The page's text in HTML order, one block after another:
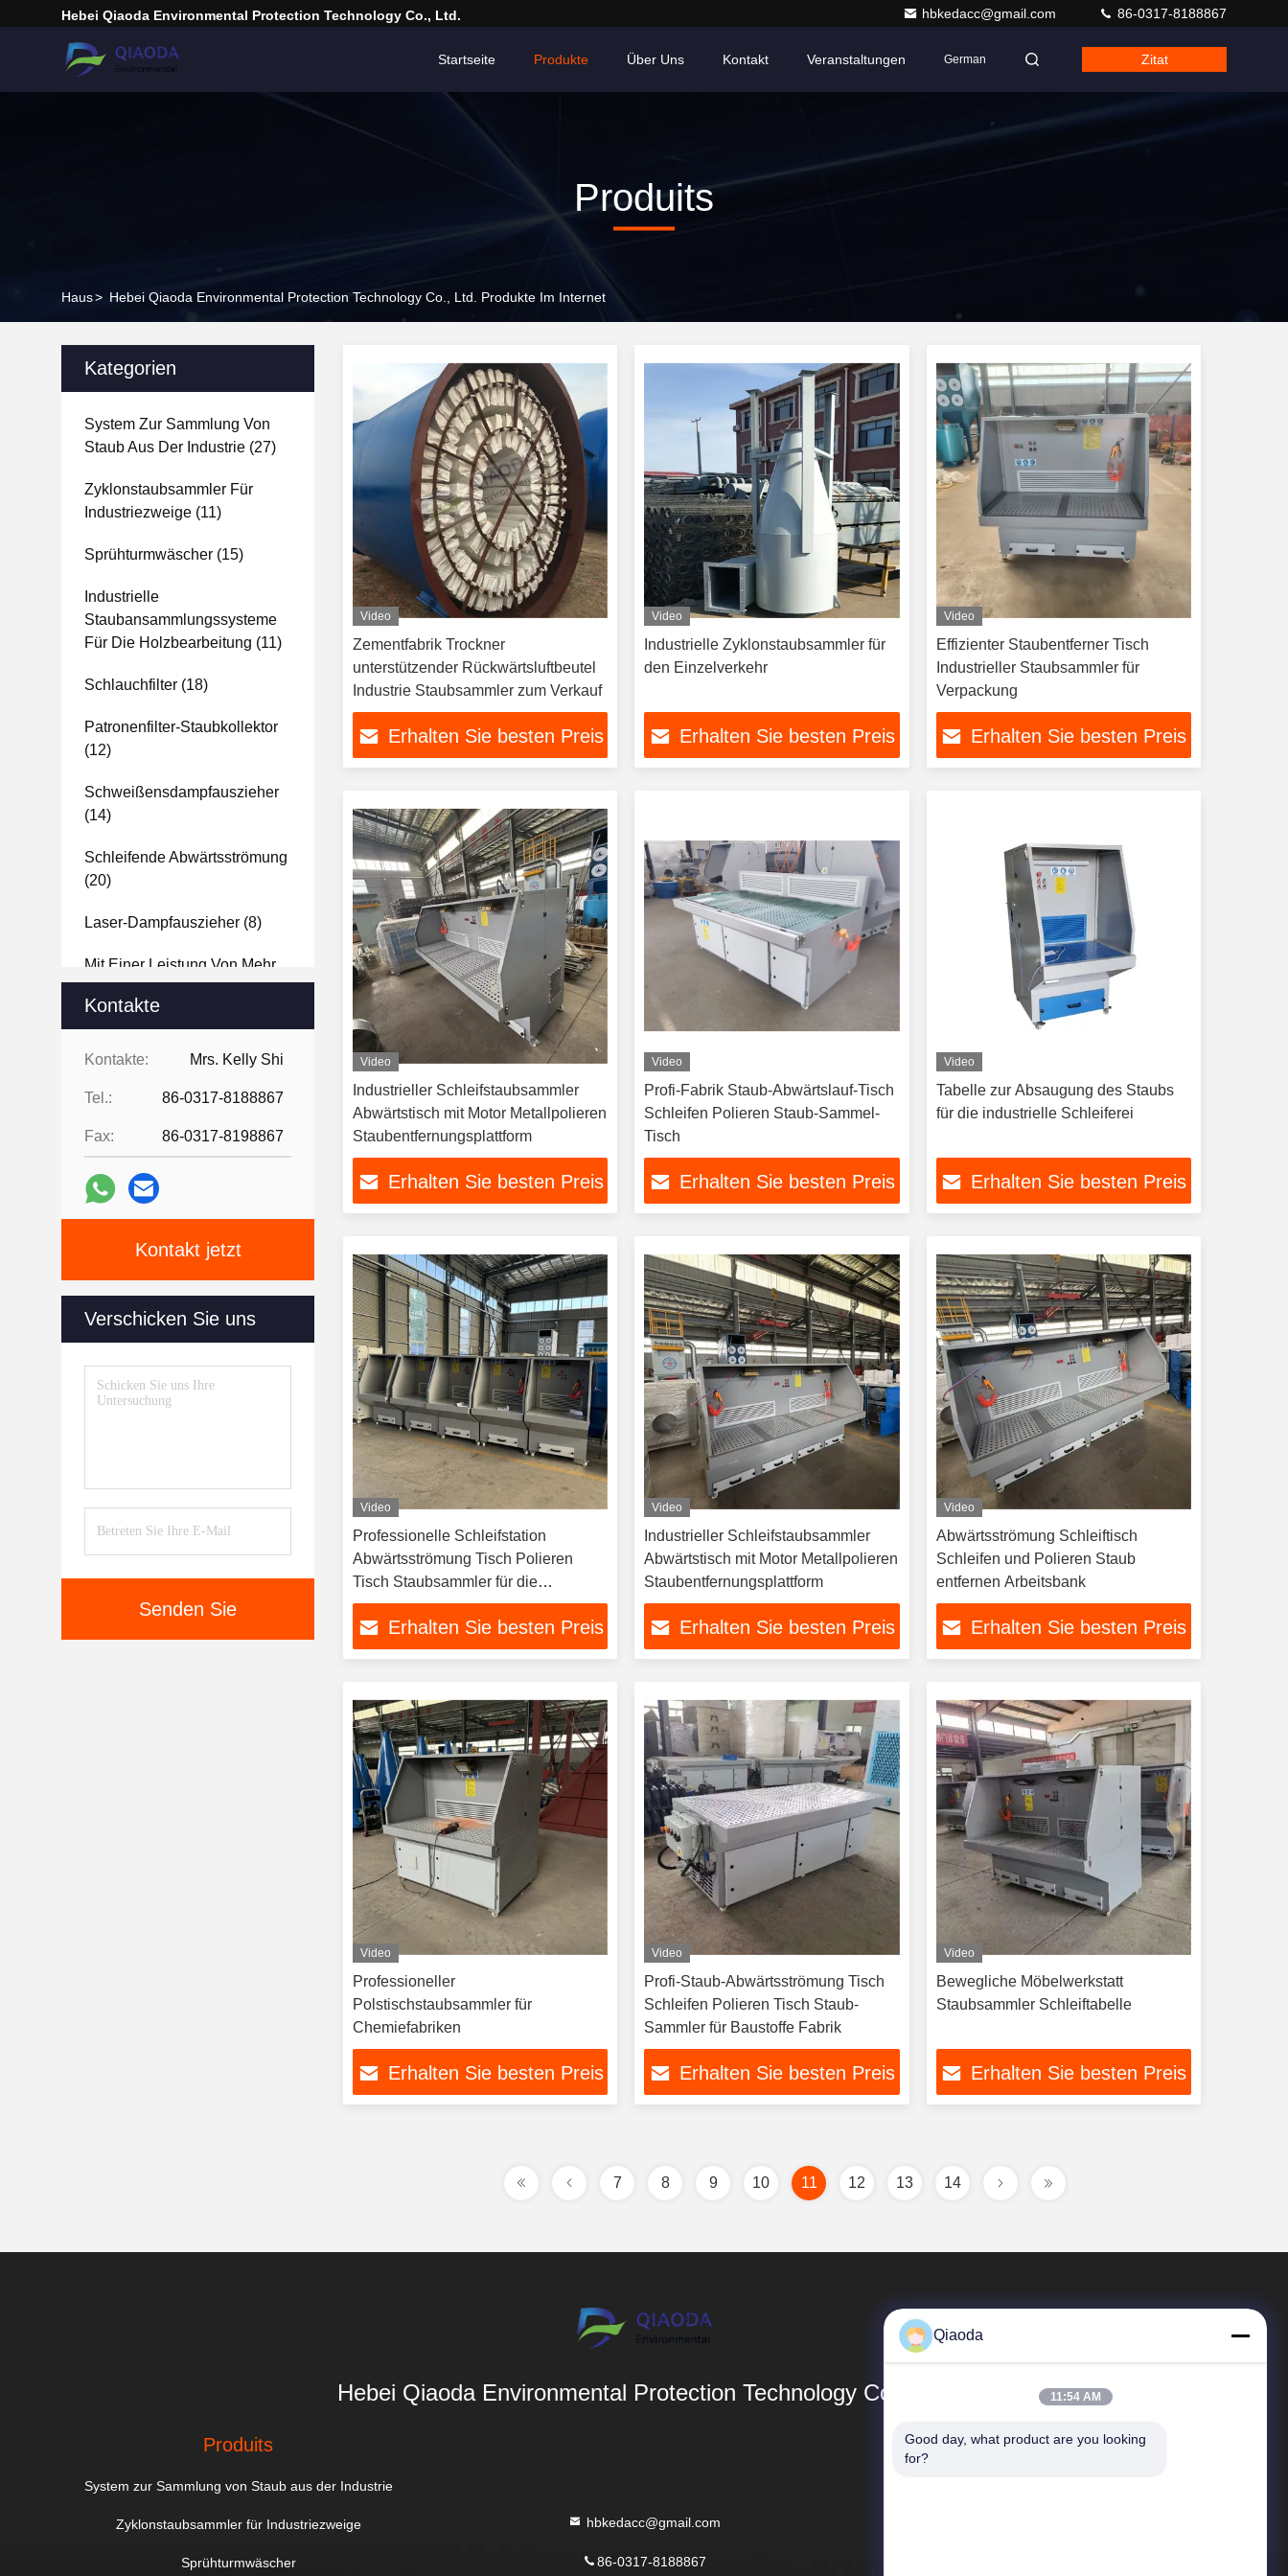
Hebei Qiaoda Environmental Protection Technology Co., Ltd. hbkedacc@gmail.com 86-0317-8188867
Startseite Produkte Über Uns Kontakt Veranstaltungen German Zitat
Produits
Haus> Hebei Qiaoda Environmental Protection Technology Co., Ltd. Produkte Im Internet
Kategorien
System Zur Sammlung Von
Staub Aus Der Industrie (27)
Zyklonstaubsammler Für
Industriezweige (11)
Sprühturmwäscher (15)
Industrielle
Staubansammlungssysteme
Für Die Holzbearbeitung (11)
Schlauchfilter (18)
Patronenfilter-Staubkollektor
(12)
Schweißensdampfauszieher
(14)
Schleifende Abwärtsströmung
(20)
Laser-Dampfauszieher (8)
Mit Einer Leistung Von Mehr
Als 100 W(11)
Plasma-
Schneidrauchabsaugung(10)
Tabelle Zur Abwärtsströmung
Metallen
(6)
Nebelkanone
Kontakte
Kontakte: Mrs. Kelly Shi
Tel.: 86-0317-8188867
Fax: 86-0317-8198867
Kontakt jetzt
Verschicken Sie uns
Senden Sie
Video
Zementfabrik Trockner
unterstützender Rückwärtsluftbeutel
Industrie Staubsammler zum Verkauf
Erhalten Sie besten Preis
Video
Industrielle Zyklonstaubsammler für
den Einzelverkehr
Erhalten Sie besten Preis
Video
Effizienter Staubentferner Tisch
Industrieller Staubsammler für
Verpackung
Erhalten Sie besten Preis
Video
Industrieller Schleifstaubsammler
Abwärtstisch mit Motor Metallpolieren
Staubentfernungsplattform
Erhalten Sie besten Preis
Video
Profi-Fabrik Staub-Abwärtslauf-Tisch
Schleifen Polieren Staub-Sammel-
Tisch
Erhalten Sie besten Preis
Video
Tabelle zur Absaugung des Staubs
für die industrielle Schleiferei
Erhalten Sie besten Preis
Video
Professionelle Schleifstation
Abwärtsströmung Tisch Polieren
Tisch Staubsammler für die
Metallurgie
Erhalten Sie besten Preis
Video
Industrieller Schleifstaubsammler
Abwärtstisch mit Motor Metallpolieren
Staubentfernungsplattform
Erhalten Sie besten Preis
Video
Abwärtsströmung Schleiftisch
Schleifen und Polieren Staub
entfernen Arbeitsbank
Erhalten Sie besten Preis
Video
Professioneller
Polstischstaubsammler für
Chemiefabriken
Erhalten Sie besten Preis
Video
Profi-Staub-Abwärtsströmung Tisch
Schleifen Polieren Tisch Staub-
Sammler für Baustoffe Fabrik
Erhalten Sie besten Preis
Video
Bewegliche Möbelwerkstatt
Staubsammler Schleiftabelle
Erhalten Sie besten Preis
7 8 9 10 11 12 13 14
Hebei Qiaoda Environmental Protection Technology Co., Ltd.
Produits
System zur Sammlung von Staub aus der Industrie
Zyklonstaubsammler für Industriezweige
Sprühturmwäscher
hbkedacc@gmail.com
86-0317-8188867
Schnelle Verbindungen
Qiaoda
11:54 AM
Good day, what product are you looking
for?